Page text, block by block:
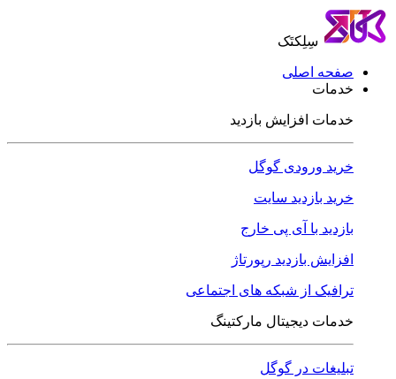
سِلِکتَک
صفحه اصلی
خدمات
خدمات افزایش بازدید
خرید ورودی گوگل
خرید بازدید سایت
بازدید با آی پی خارج
افزایش بازدید رپورتاژ
ترافیک از شبکه های اجتماعی
خدمات دیجیتال مارکتینگ
تبلیغات در گوگل